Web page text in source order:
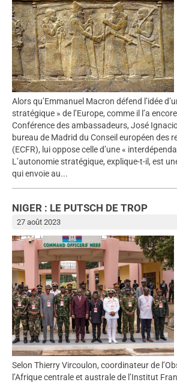
Alors qu’Emmanuel Macron défend l’idée
stratégique » de l’Europe, comme il l’a
Conférence des ambassadeurs, José
bureau de Madrid du Conseil européen des
(ECFR), lui oppose celle d’une «
L’autonomie stratégique, explique-t-il, est
qui envoie au...
NIGER : LE PUTSCH DE TROP
27 août 2023
Selon Thierry Vircoulon, coordinateur de
l’Afrique centrale et australe de l’Institut